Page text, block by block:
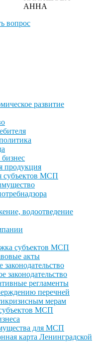
АННА
вопрос
развитие
продукция
субъектов МСП
водоотведение
субъектов МСП
акты
законодательство
законодательство
регламенты
перечней
мерам
МСП
для МСП
карта Ленинградской